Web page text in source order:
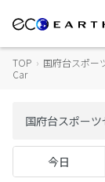
TOP › 国府台スポー
Car
今日